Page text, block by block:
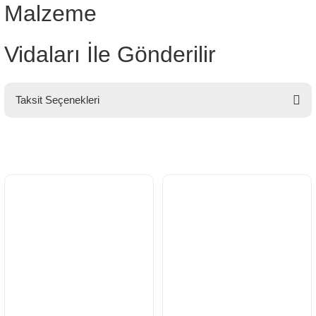
Malzeme
Vidaları İle Gönderilir
Taksit Seçenekleri